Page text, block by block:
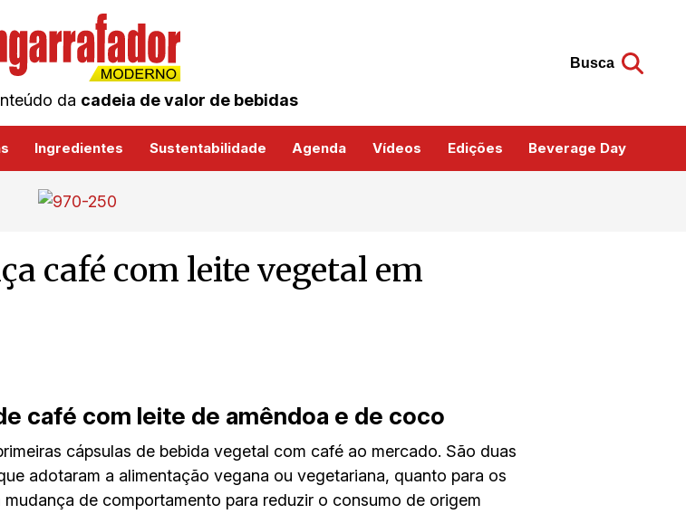
da cadeia de valor de bebidas
Busca
Ingredientes Sustentabilidade Agenda Vídeos Edições Beverage Day
café com leite vegetal em
café com leite de amêndoa e de coco
cápsulas de bebida vegetal com café ao mercado. São duas
adotaram a alimentação vegana ou vegetariana, quanto para os
de comportamento para reduzir o consumo de origem